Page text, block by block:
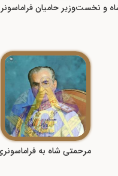
و نخست‌وزیر حامیان
مرحمتی شاه به